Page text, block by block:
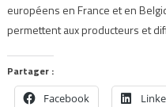
européens en France et en
permettent aux producteurs et
Partager :
Facebook